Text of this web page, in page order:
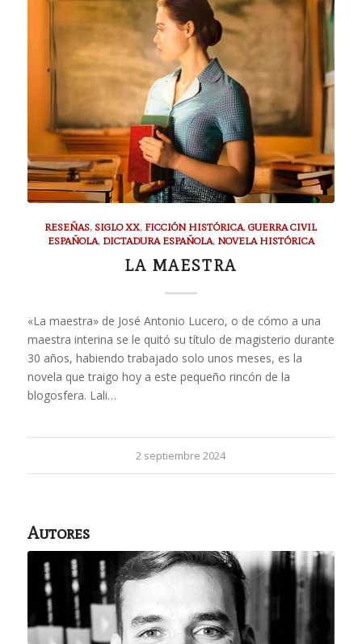
RESEÑAS, SIGLO XX, FICCIÓN HISTÓRICA,GUERRA CIVIL
ESPAÑOLA, DICTADURA ESPAÑOLA, NOVELA HISTÓRICA
LA MAESTRA
«La maestra» de José Antonio Lucero, o de cómo a una
maestra interina se le quitó su título de magisterio durante
30 años, habiendo trabajado solo unos meses, es la
novela que traigo hoy a este pequeño rincón de la
blogosfera. Lali…
2 septiembre 2024
Autores